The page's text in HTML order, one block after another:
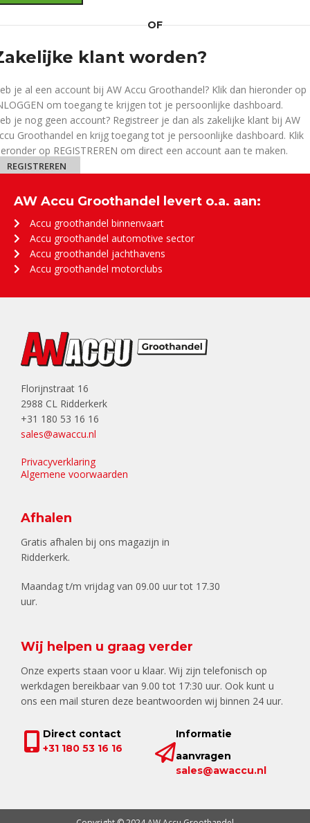
OF
klant worden?
je al een account bij AW Accu Groothandel? Klik dan hieronder op
om toegang te krijgen tot je persoonlijke dashboard.
je nog geen account? Registreer je dan als zakelijke klant bij AW
Groothandel en krijg toegang tot je persoonlijke dashboard. Klik
op REGISTREREN om direct een account aan te maken.
REGISTREREN
AW Accu Groothandel levert o.a. aan:
Accu groothandel binnenvaart
Accu groothandel automotive sector
Accu groothandel jachthavens
Accu groothandel motorclubs
Florijnstraat 16
2988 CL Ridderkerk
+31 180 53 16 16
sales@awaccu.nl
Privacyverklaring
Algemene voorwaarden
Afhalen
Gratis afhalen bij ons magazijn in
Ridderkerk.
Maandag t/m vrijdag van 09.00 uur tot 17.30
uur.
Wij helpen u graag verder
Onze experts staan voor u klaar. Wij zijn telefonisch op
werkdagen bereikbaar van 9.00 tot 17:30 uur. Ook kunt u
ons een mail sturen deze beantwoorden wij binnen 24 uur.
Direct contact
+31 180 53 16 16
Informatie
aanvragen
sales@awaccu.nl